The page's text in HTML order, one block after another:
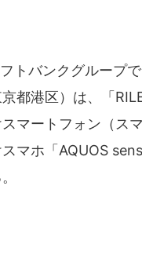
トバンクグループ
京都港区）は、「
スマートフォン（ス
マホ「AQUOS